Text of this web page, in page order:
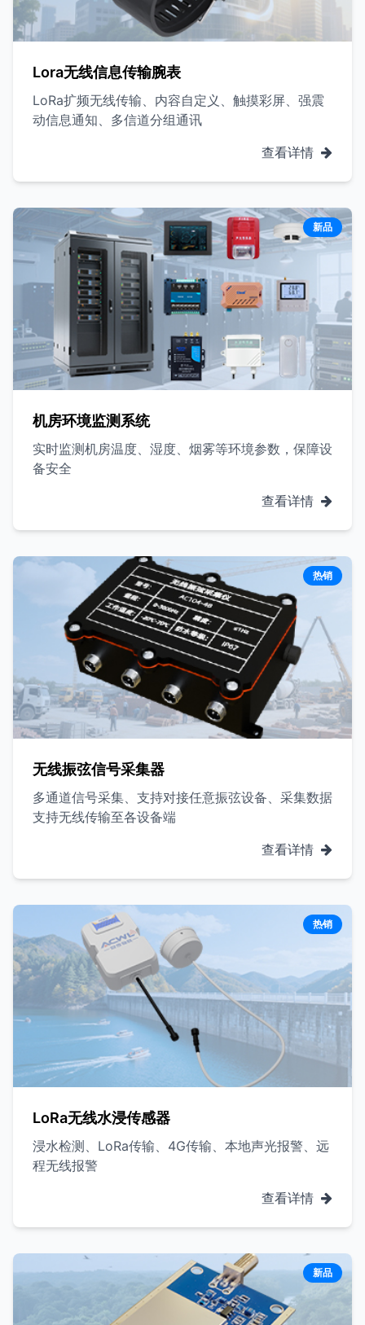
Lora无线信息传输腕表
LoRa扩频无线传输、内容自定义、触摸彩屏、强震
动信息通知、多信道分组通讯
查看详情
新品
机房环境监测系统
实时监测机房温度、湿度、烟雾等环境参数，保障设
备安全
查看详情
热销
无线振弦信号采集器
多通道信号采集、支持对接任意振弦设备、采集数据
支持无线传输至各设备端
查看详情
热销
LoRa无线水浸传感器
浸水检测、LoRa传输、4G传输、本地声光报警、远
程无线报警
查看详情
新品